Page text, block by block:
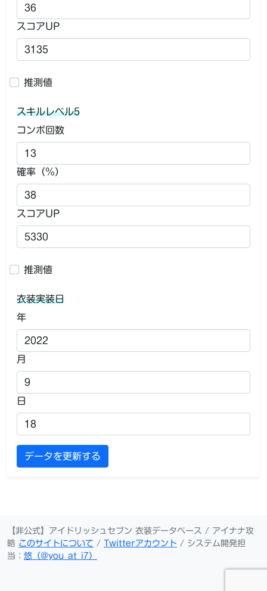
スコアUP
推測値
スキルレベル5
コンボ回数
確率（％）
スコアUP
推測値
衣装実装日
年
月
日
データを更新する
【非公式】アイドリッシュセブン 衣装データベース / アイナナ攻
略 このサイトについて / Twitterアカウント / システム開発担
当： 悠（@you_at_i7）